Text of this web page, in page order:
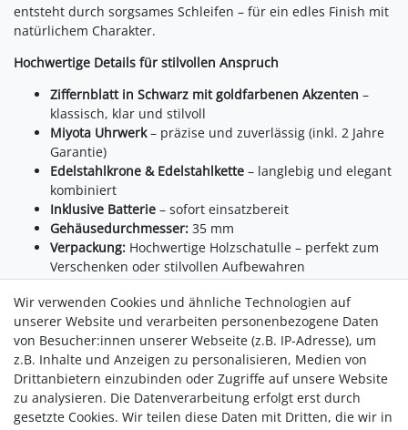
entsteht durch sorgsames Schleifen – für ein edles Finish mit
natürlichem Charakter.
Hochwertige Details für stilvollen Anspruch
Ziffernblatt in Schwarz mit goldfarbenen Akzenten –
klassisch, klar und stilvoll
Miyota Uhrwerk– präzise und zuverlässig (inkl. 2 Jahre
Garantie)
Edelstahlkrone & Edelstahlkette – langlebig und elegant
kombiniert
Inklusive Batterie – sofort einsatzbereit
Gehäusedurchmesser: 35 mm
Verpackung: Hochwertige Holzschatulle – perfekt zum
Verschenken oder stilvollen Aufbewahren
Ein besonderes Geschenk für alle, die Natur und Design
lieben
Die Taschenuhr Walnussist mehr als ein Zeitmesser – sie ist
ein Ausdruck von Stil, Natürlichkeit und Individualität. Ob als
Geschenk oder persönliches Lieblingsstück: Diese Uhr
begleitet ihre Trägerin oder ihren Träger mit stilvoller Präsenz
durch jeden Moment.
Wir verwenden Cookies und ähnliche Technologien auf
unserer Website und verarbeiten personenbezogene Daten
von Besucher:innen unserer Webseite (z.B. IP-Adresse), um
z.B. Inhalte und Anzeigen zu personalisieren, Medien von
Drittanbietern einzubinden oder Zugriffe auf unsere Website
zu analysieren. Die Datenverarbeitung erfolgt erst durch
gesetzte Cookies. Wir teilen diese Daten mit Dritten, die wir in